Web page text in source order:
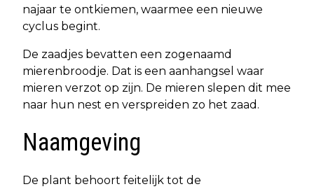
najaar te ontkiemen, waarmee een nieuwe
cyclus begint.
De zaadjes bevatten een zogenaamd
mierenbroodje. Dat is een aanhangsel waar
mieren verzot op zijn. De mieren slepen dit mee
naar hun nest en verspreiden zo het zaad.
Naamgeving
De plant behoort feitelijk tot de